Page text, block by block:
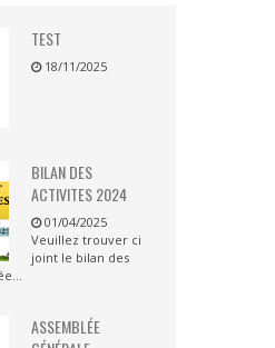
TEST
18/11/2025
BILAN DES
ACTIVITES 2024
01/04/2025
Veuillez trouver ci
joint le bilan des
ASSEMBLÉE